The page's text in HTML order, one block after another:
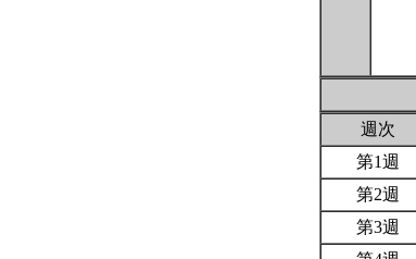
週次
第1週
第2週
第3週